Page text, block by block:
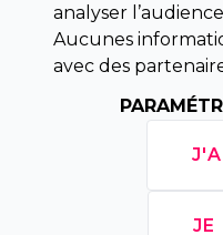
INFORMATIONS
Droit de rétractation
Conditions
Mentions légales
Horaires d'ouverture
analyser
Aucunes
avec des
JE